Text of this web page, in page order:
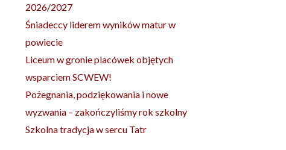
2026/2027
Śniadeccy liderem wyników matur w
powiecie
Liceum w gronie placówek objętych
wsparciem SCWEW!
Pożegnania, podziękowania i nowe
wyzwania – zakończyliśmy rok szkolny
Szkolna tradycja w sercu Tatr